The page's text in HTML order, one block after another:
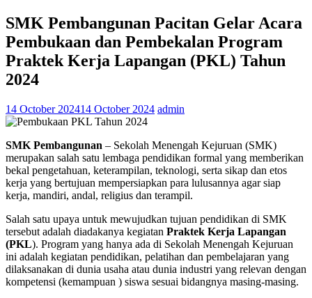
SMK Pembangunan Pacitan Gelar Acara
Pembukaan dan Pembekalan Program
Praktek Kerja Lapangan (PKL) Tahun
2024
14 October 202414 October 2024 admin
SMK Pembangunan – Sekolah Menengah Kejuruan (SMK)
merupakan salah satu lembaga pendidikan formal yang memberikan
bekal pengetahuan, keterampilan, teknologi, serta sikap dan etos
kerja yang bertujuan mempersiapkan para lulusannya agar siap
kerja, mandiri, andal, religius dan terampil.
Salah satu upaya untuk mewujudkan tujuan pendidikan di SMK
tersebut adalah diadakanya kegiatan Praktek Kerja Lapangan
(PKL). Program yang hanya ada di Sekolah Menengah Kejuruan
ini adalah kegiatan pendidikan, pelatihan dan pembelajaran yang
dilaksanakan di dunia usaha atau dunia industri yang relevan dengan
kompetensi (kemampuan ) siswa sesuai bidangnya masing-masing.